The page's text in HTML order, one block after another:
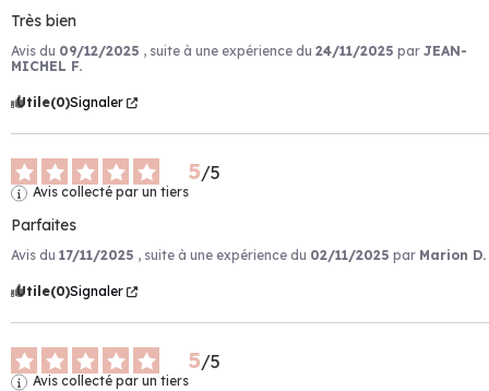
Très bien
Avis du 09/12/2025 , suite à une expérience du 24/11/2025 par JEAN-
MICHEL F.
Utile(0)Signaler
5/5
Avis collecté par un tiers
Parfaites
Avis du 17/11/2025 , suite à une expérience du 02/11/2025 par Marion D.
Utile(0)Signaler
5/5
Avis collecté par un tiers